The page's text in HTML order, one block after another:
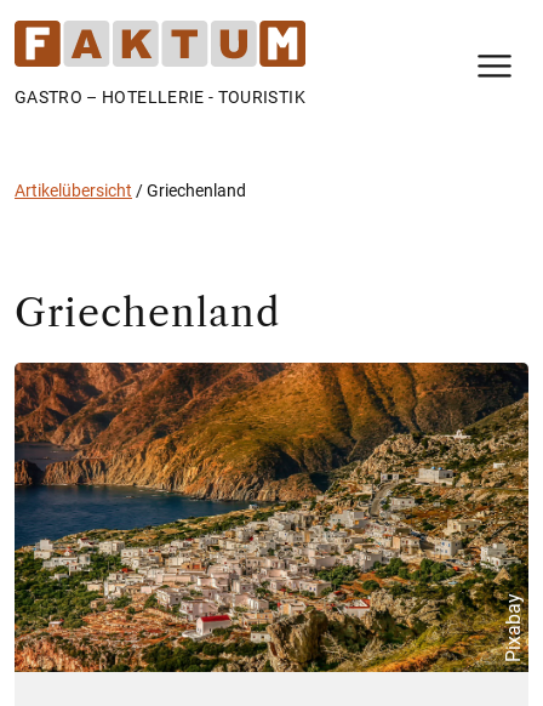
GASTRO – HOTELLERIE - TOURISTIK
Artikelübersicht /Griechenland
Griechenland
Pixabay